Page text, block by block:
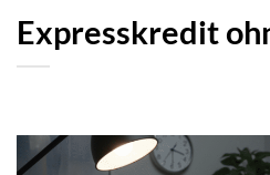
Expresskredit